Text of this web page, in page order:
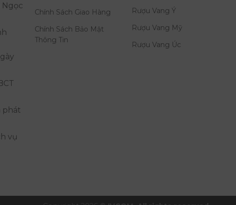
Ngọc
phát
vụ
Chính Sách Giao Hàng
Chính Sách Bảo Mật
Thông Tin
Rượu Vang Ý
Rượu Vang Mỹ
Rượu Vang Úc